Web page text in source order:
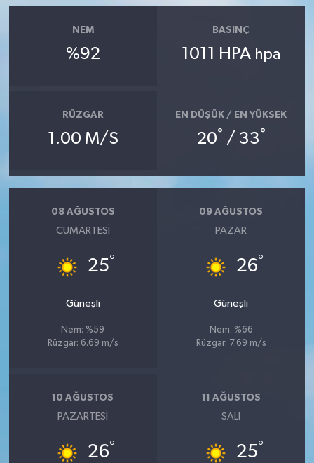
NEM
%92
BASINÇ
1011 HPA hpa
RÜZGAR
1.00 M/S
EN DÜŞÜK / EN YÜKSEK
20° / 33°
08 AĞUSTOS
CUMARTESI
25°
Güneşli
Nem: %59
Rüzgar: 6.69 m/s
09 AĞUSTOS
PAZAR
26°
Güneşli
Nem: %66
Rüzgar: 7.69 m/s
10 AĞUSTOS
PAZARTESI
26°
11 AĞUSTOS
SALI
25°